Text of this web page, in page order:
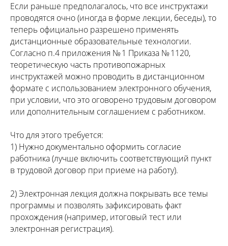
Если раньше предполагалось, что все инструктажи
проводятся очно (иногда в форме лекции, беседы), то
теперь официально разрешено применять
дистанционные образовательные технологии.
Согласно п.4 приложения № 1 Приказа № 1120,
теоретическую часть противопожарных
инструктажей можно проводить в дистанционном
формате с использованием электронного обучения,
при условии, что это оговорено трудовым договором
или дополнительным соглашением с работником.
Что для этого требуется:
1) Нужно документально оформить согласие
работника (лучше включить соответствующий пункт
в трудовой договор при приеме на работу).
2) Электронная лекция должна покрывать все темы
программы и позволять зафиксировать факт
прохождения (например, итоговый тест или
электронная регистрация).